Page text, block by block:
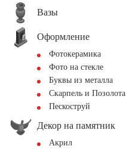
Вазы
Оформление
Фотокерамика
Фото на стекле
Буквы из металла
Скарпель и Позолота
Пескоструй
Декор на памятник
Акрил